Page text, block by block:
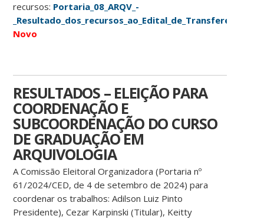
recursos: Portaria_08_ARQV_-
Novo
RESULTADOS – ELEIÇÃO PARA
COORDENAÇÃO E
SUBCOORDENAÇÃO DO CURSO
DE GRADUAÇÃO EM
ARQUIVOLOGIA
A Comissão Eleitoral Organizadora (Portaria nº
61/2024/CED, de 4 de setembro de 2024) para
coordenar os trabalhos: Adilson Luiz Pinto
Presidente), Cezar Karpinski (Titular), Keitty